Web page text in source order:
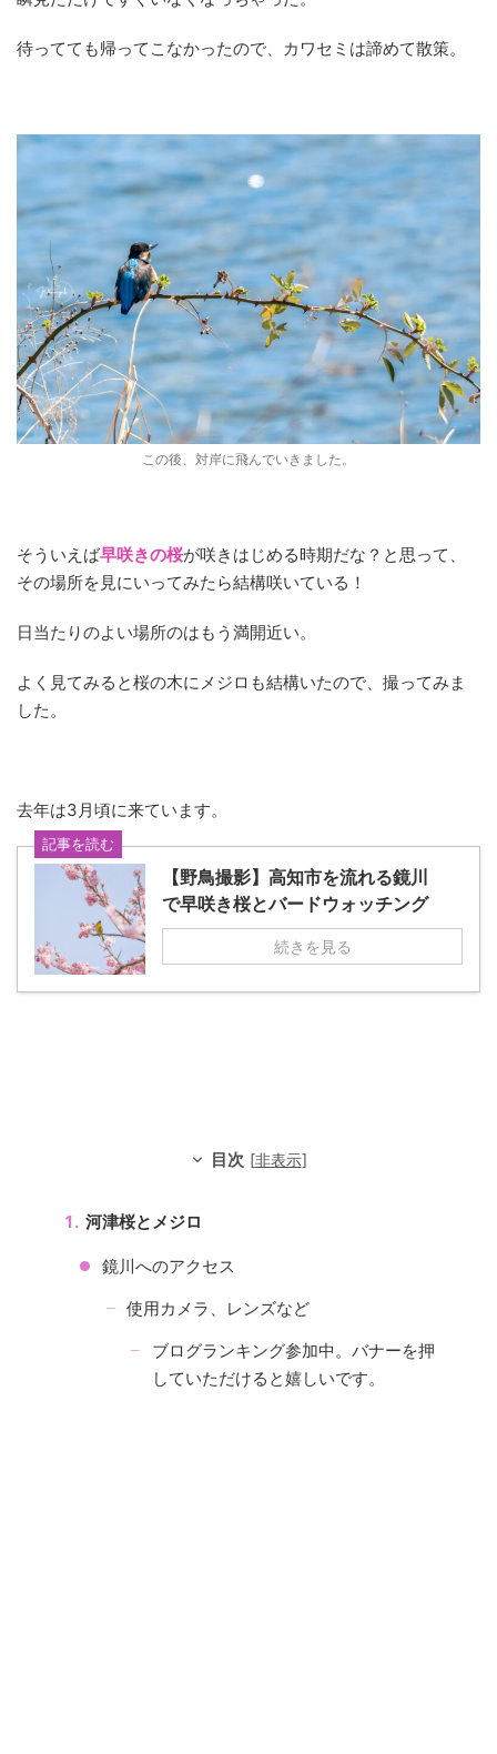
待ってても帰ってこなかったので、カワセミは諦めて散策。
この後、対岸に飛んでいきました。
そういえば早咲きの桜が咲きはじめる時期だな？と思って、
その場所を見にいってみたら結構咲いている！
日当たりのよい場所のはもう満開近い。
よく見てみると桜の木にメジロも結構いたので、撮ってみま
した。
去年は3月頃に来ています。
記事を読む
【野鳥撮影】高知市を流れる鏡川
で早咲き桜とバードウォッチング
続きを見る
目次 [非表示]
河津桜とメジロ
鏡川へのアクセス
使用カメラ、レンズなど
ブログランキング参加中。バナーを押
していただけると嬉しいです。